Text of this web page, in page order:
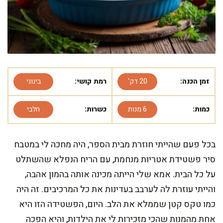
זמן הכנה: 20 דק' רמת קושי: בינוני
כמות: 6 מנות כשרות: חלבי
בכל פעם שהייתי חוזרת מבית הספר, היה מחכה לי במטבח
סיר פשטידת אטריות מנחמת, עם הריח הנפלא שהשתלט
על כל הבית. אמא שלי הייתה מכינה אותה בהמון אהבה,
והייתי עוזרת לה לערבב בעדינות את כל המרכיבים. זה היה
כמו טקס קטן שממלא את הלב. היום, הפשטידה הזו היא
אחת מהמנות שהכי מזכירות לי את הילדות, והיא הפכה